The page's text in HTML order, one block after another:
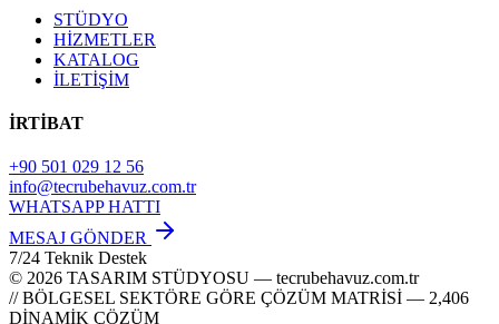
STÜDYO
HİZMETLER
KATALOG
İLETİŞİM
İRTİBAT
+90 501 029 12 56
info@tecrubehavuz.com.tr
WHATSAPP HATTI
MESAJ GÖNDER
7/24 Teknik Destek
© 2026 TASARIM STÜDYOSU — tecrubehavuz.com.tr
// BÖLGESEL SEKTÖRE GÖRE ÇÖZÜM MATRİSİ — 2,406
DİNAMİK ÇÖZÜM